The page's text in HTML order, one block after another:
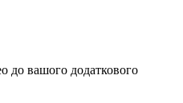
до вашого додаткового